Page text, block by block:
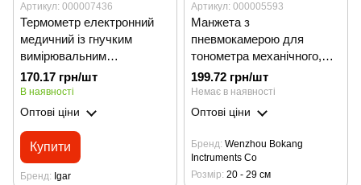
Артикул: 000007436
Термометр електронний
медичний із гнучким
вимірювальним
наконечником DT-К111А/
ІГАР
170.17 грн/шт
В наявності
Оптові ціни
Купити
Бренд Igar
Артикул: 000005593
Манжета з
пневмокамерою для
тонометра механічного,
дитяча 20-29 см/ Китай
199.72 грн/шт
Немає в наявності
Оптові ціни
Бренд Wenzhou Bokang
Inctruments Co
Розмір 20 - 29 см